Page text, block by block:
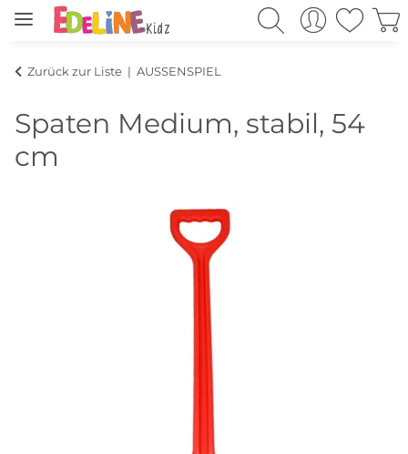
Zurück zur Liste AUSSENSPIEL
Spaten Medium, stabil, 54
cm